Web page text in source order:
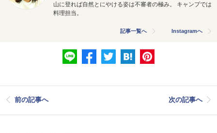
山に登れば自然とにやける姿は不審者の極み。 キャンプでは
料理担当。
記事一覧へ Instagramへ
前の記事へ 次の記事へ